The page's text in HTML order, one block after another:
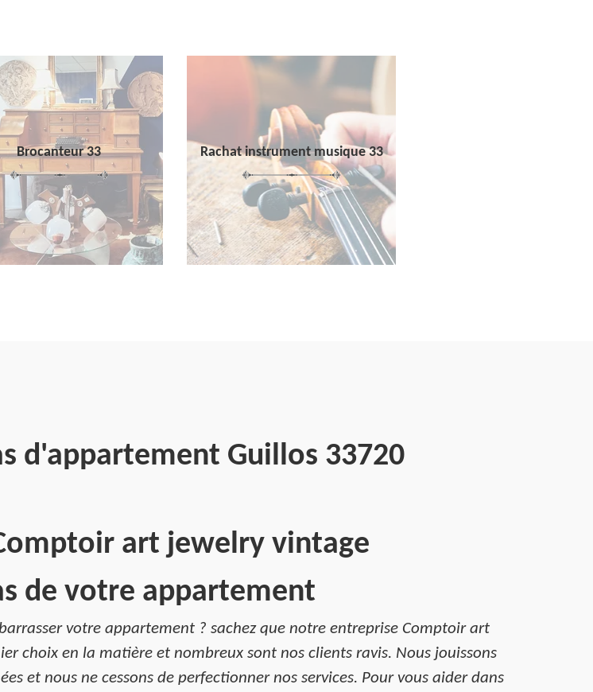
Brocanteur 33 Rachat instrument musique 33
d'appartement Guillos 33720
art jewelry vintage
de votre appartement
votre appartement ? sachez que notre entreprise Comptoir art
choix en la matière et nombreux sont nos clients ravis. Nous jouissons
et nous ne cessons de perfectionner nos services. Pour vous aider dans